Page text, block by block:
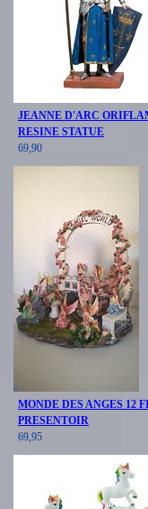
JEANNE D'ARC
RESINE STATUE
69,90
MONDE DES ANGES 12
PRESENTOIR
69,95